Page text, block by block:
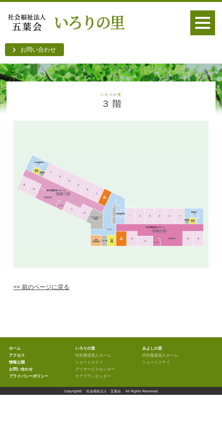
お問い合わせ
いろりの里
３ 階
<< 前のページに戻る
ホーム
アクセス
情報公開
お問い合わせ
プライバシーポリシー
いろりの里
特別養護老人ホーム
ショートステイ
デイサービスセンター
ケアプランセンター
みよしの里
特別養護老人ホーム
ショートステイ
Copyright© 社会福祉法人 五葉会 All Rights Reserved.